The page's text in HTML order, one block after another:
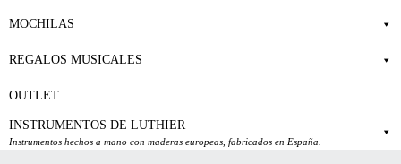
MOCHILAS
REGALOS MUSICALES
OUTLET
INSTRUMENTOS DE LUTHIER
Instrumentos hechos a mano con maderas europeas, fabricados en España.